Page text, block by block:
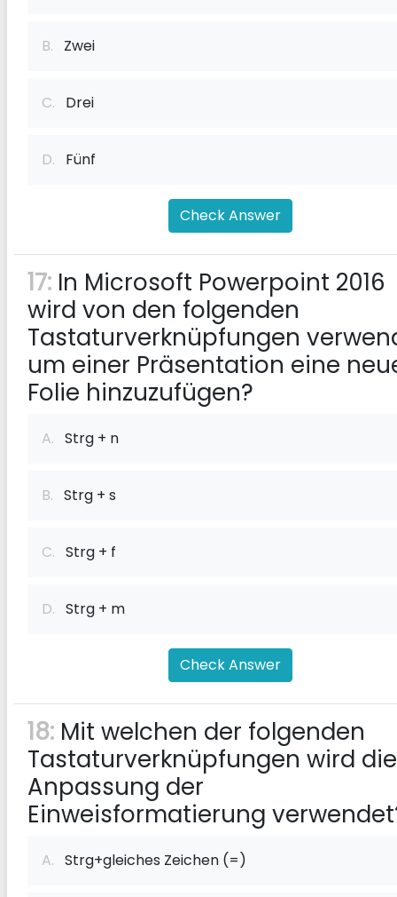
B. Zwei
C. Drei
D. Fünf
Check Answer
17: In Microsoft Powerpoint 2016
wird von den folgenden
Tastaturverknüpfungen
um einer Präsentation eine
Folie hinzuzufügen?
A. Strg + n
B. Strg + s
C. Strg + f
D. Strg + m
Check Answer
18: Mit welchen der folgenden
Tastaturverknüpfungen wird die
Anpassung der
Einweisformatierung
A. Strg+gleiches Zeichen (=)